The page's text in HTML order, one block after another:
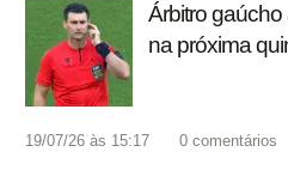
Árbitro gaúcho
na próxima
19/07/26 às 15:17 0 comentários